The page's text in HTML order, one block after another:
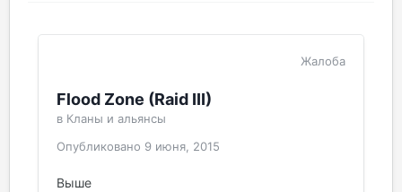
Жалоба
Flood Zone (Raid III)
в Кланы и альянсы
Опубликовано 9 июня, 2015
Выше